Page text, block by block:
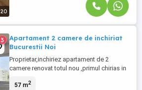
20
3
Apartament 2 camere de inchiriat
Bucurestii Noi
Proprietar,inchiriez apartament de 2
camere renovat totul nou ,primul chirias in
Bazilescu zona linistita etaj 9 din 10 cu lift
57 m2